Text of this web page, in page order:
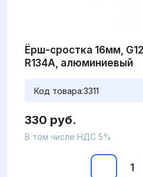
Ёрш-сростка 16мм,
R134А, алюминиевый
Код товара:3311
330 руб.
В том числе НДС 5%